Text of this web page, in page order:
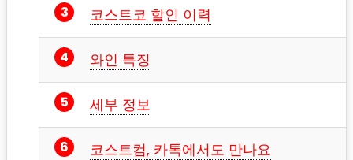
코스트코 할인 이력
와인 특징
세부 정보
코스트컴, 카톡에서도 만나요